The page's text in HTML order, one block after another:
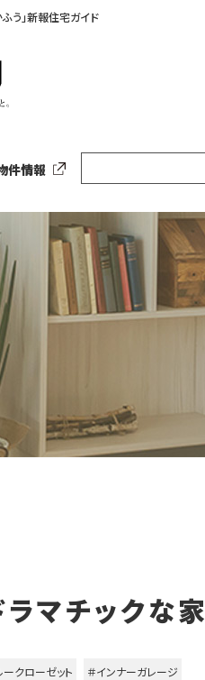
う」新報住宅ガイド
件情報
マチックな家
ークローゼット ＃インナーガレージ